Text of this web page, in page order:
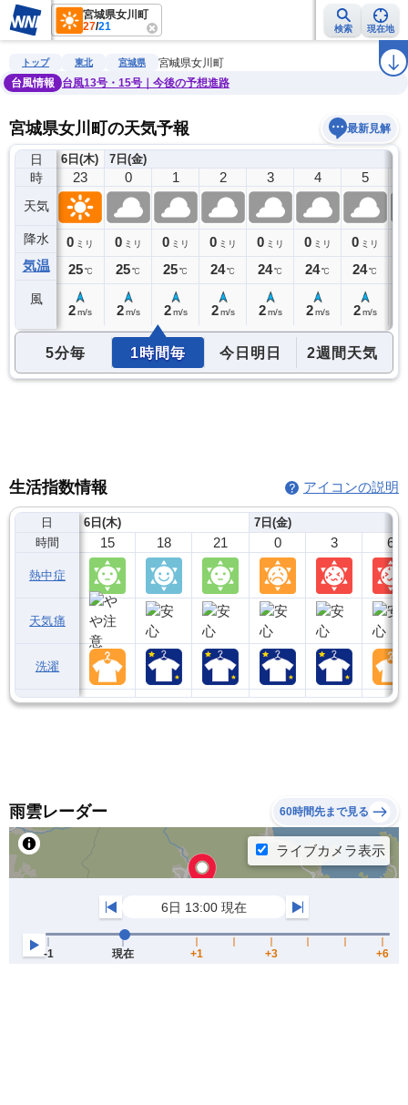
宮城県女川町
27/21 検索 現在地
雨雲レーダー 台風情報 地震情報 ラ
トップ 東北 宮城県
宮城県女川町
台風情報
台風13号・15号｜今後の予想進路
宮城県女川町の天気予報 最新見解
日
時
天気
降水
気温
風
6日(木)
22
0ミリ
26℃
23
0 ミリ
25 ℃
2m/s
7日(金)
0
0 ミリ
25℃
2 m/s
1
0 ミリ
25℃
2 m/s
2
0 ミリ
24℃
2 m/s
3
0 ミリ
24℃
2 m/s
4
0 ミリ
24℃
2 m/s
5
0 ミリ
24℃
2 m/s
5分毎 1時間毎 今日明日 2週間天気
生活指数情報 アイコンの説明
日
時間
熱中症
天気痛
洗濯
6日(木)
15 18 21
7日(金)
0 3 6
雨雲レーダー 60時間先まで見る